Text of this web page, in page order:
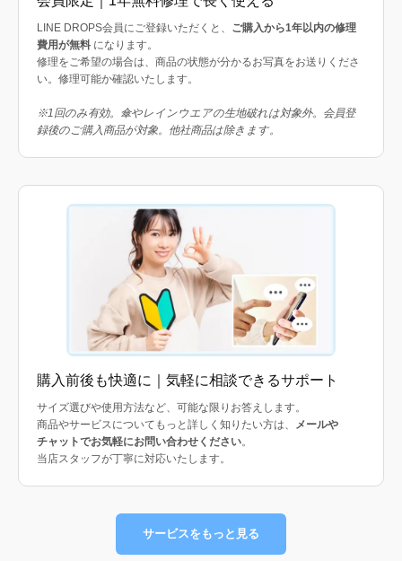
LINE DROPS会員にご登録いただくと、 ご購入から1年以内の修理
費用が無料 になります。
修理をご希望の場合は、商品の状態が分かるお写真をお送りくださ
い。修理可能か確認いたします。
※1回のみ有効。傘やレインウエアの生地破れは対象外。会員登
録後のご購入商品が対象。他社商品は除きます。
購入前後も快適に｜気軽に相談できるサポート
サイズ選びや使用方法など、可能な限りお答えします。
商品やサービスについてもっと詳しく知りたい方は、
メールや
チャットでお気軽にお問い合わせください。
当店スタッフが丁寧に対応いたします。
サービスをもっと見る